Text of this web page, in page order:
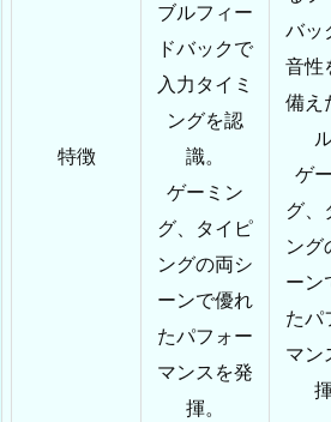
特徴
ブルフィー
ドバックで
入力タイミ
ングを認
識。
ゲーミン
グ、タイピ
ングの両シ
ーンで優れ
たパフォー
マンスを発
揮。
バッ
音性
備え
ゲ
グ、
ング
ーン
たパ
マン